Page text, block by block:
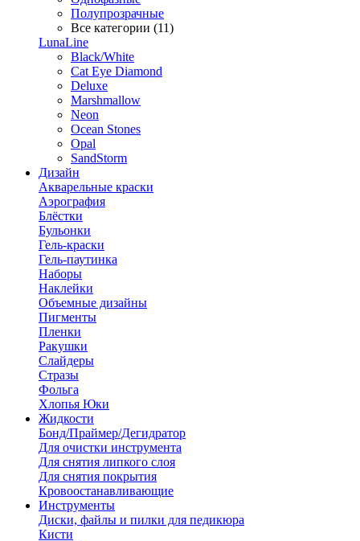
Полупрозрачные
Все категории (11)
LunaLine
Black/White
Cat Eye Diamond
Deluxe
Marshmallow
Neon
Ocean Stones
Opal
SandStorm
Дизайн
Акварельные краски
Аэрография
Блёстки
Бульонки
Гель-краски
Гель-паутинка
Наборы
Наклейки
Объемные дизайны
Пигменты
Пленки
Ракушки
Слайдеры
Стразы
Фольга
Хлопья Юки
Жидкости
Бонд/Праймер/Дегидратор
Для очистки инструмента
Для снятия липкого слоя
Для снятия покрытия
Кровоостанавливающие
Инструменты
Диски, файлы и пилки для педикюра
Кисти